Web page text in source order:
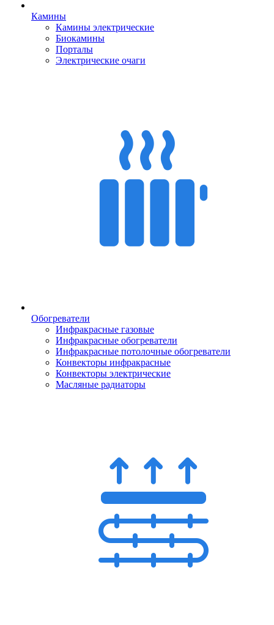
Камины
Камины электрические
Биокамины
Порталы
Электрические очаги
Обогреватели
Инфракрасные газовые
Инфракрасные обогреватели
Инфракрасные потолочные обогреватели
Конвекторы инфракрасные
Конвекторы электрические
Масляные радиаторы